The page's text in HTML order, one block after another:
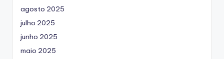
agosto 2025
julho 2025
junho 2025
maio 2025